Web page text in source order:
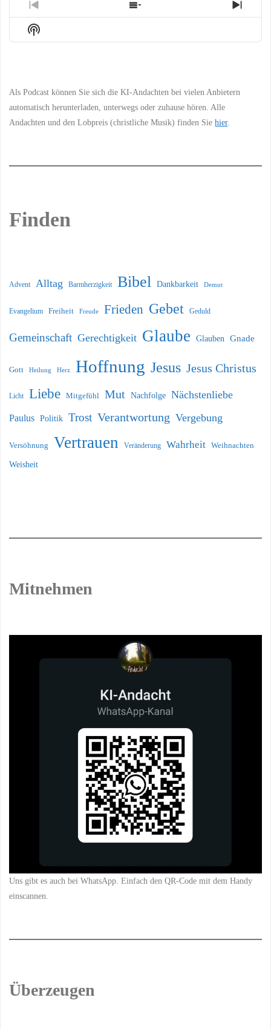
Previous
Episode
Show
Episodes
Next
Show
Podcast
Als Podcast können Sie sich die KI-Andachten bei vielen Anbietern
automatisch herunterladen, unterwegs oder zuhause hören. Alle
Andachten und den Lobpreis (christliche Musik) finden Siehier.
Finden
Advent Alltag Barmherzigkeit Bibel Dankbarkeit Demut
Evangelium Freiheit Freude Frieden Gebet Geduld
Gemeinschaft Gerechtigkeit Glaube Glauben Gnade
Gott Heilung Herz Hoffnung Jesus Jesus Christus
Licht Liebe Mitgefühl Mut Nachfolge Nächstenliebe
Paulus Politik Trost Verantwortung Vergebung
Versöhnung Vertrauen Veränderung Wahrheit Weihnachten
Weisheit
Mitnehmen
Uns gibt es auch bei WhatsApp. Einfach den QR-Code mit dem Handy
einscannen.
Überzeugen